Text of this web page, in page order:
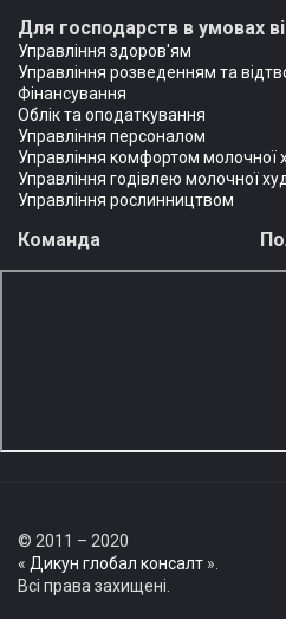
Для господарств в умовах
Управління здоров'ям
Управління розведенням та
Фінансування
Облік та оподаткування
Управління персоналом
Управління комфортом молочної
Управління годівлею молочної
Управління рослинництвом
Команда
© 2011 – 2020
« Дикун глобал консалт ».
Всі права захищені.